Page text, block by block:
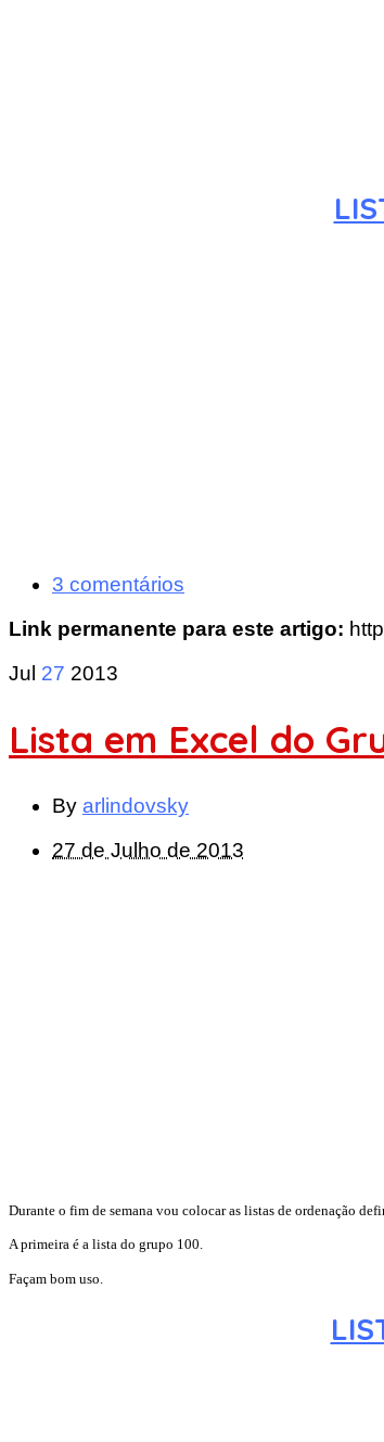
3 comentários
Link permanente para este artigo:
Jul 27 2013
Lista em Excel do
By arlindovsky
27 de Julho de 2013
Durante o fim de semana vou colocar as listas de ordenação
A primeira é a lista do grupo 100.
Façam bom uso.